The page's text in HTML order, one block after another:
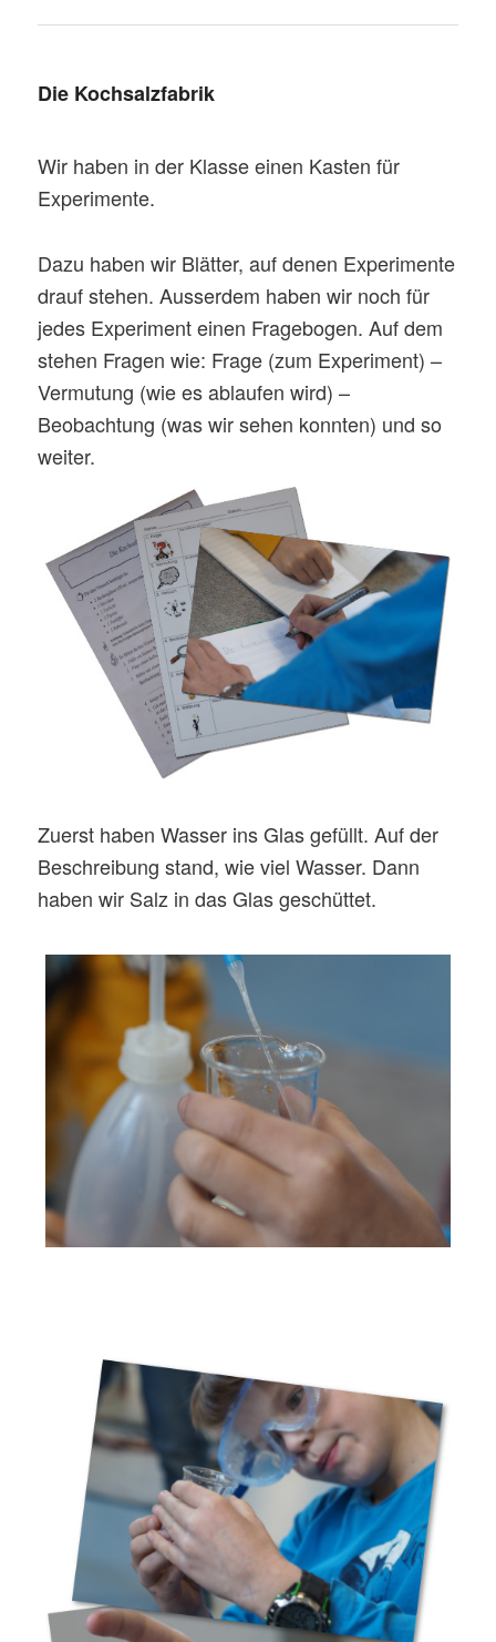
Die Kochsalzfabrik
Wir haben in der Klasse einen Kasten für
Experimente.
Dazu haben wir Blätter, auf denen Experimente
drauf stehen. Ausserdem haben wir noch für
jedes Experiment einen Fragebogen. Auf dem
stehen Fragen wie: Frage (zum Experiment) –
Vermutung (wie es ablaufen wird) –
Beobachtung (was wir sehen konnten) und so
weiter.
Zuerst haben Wasser ins Glas gefüllt. Auf der
Beschreibung stand, wie viel Wasser. Dann
haben wir Salz in das Glas geschüttet.